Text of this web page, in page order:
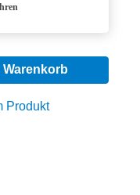
gewünschten
Warenkorb
Produkt